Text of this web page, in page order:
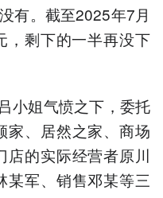
有。截至2025年7月
，剩下的一半再没下
小姐气愤之下，委托
家、居然之家、商场
店的实际经营者原川
某军、销售邓某等三